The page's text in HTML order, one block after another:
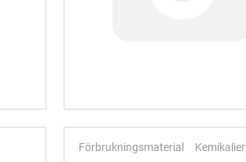
Förbrukningsmaterial Kemikalier